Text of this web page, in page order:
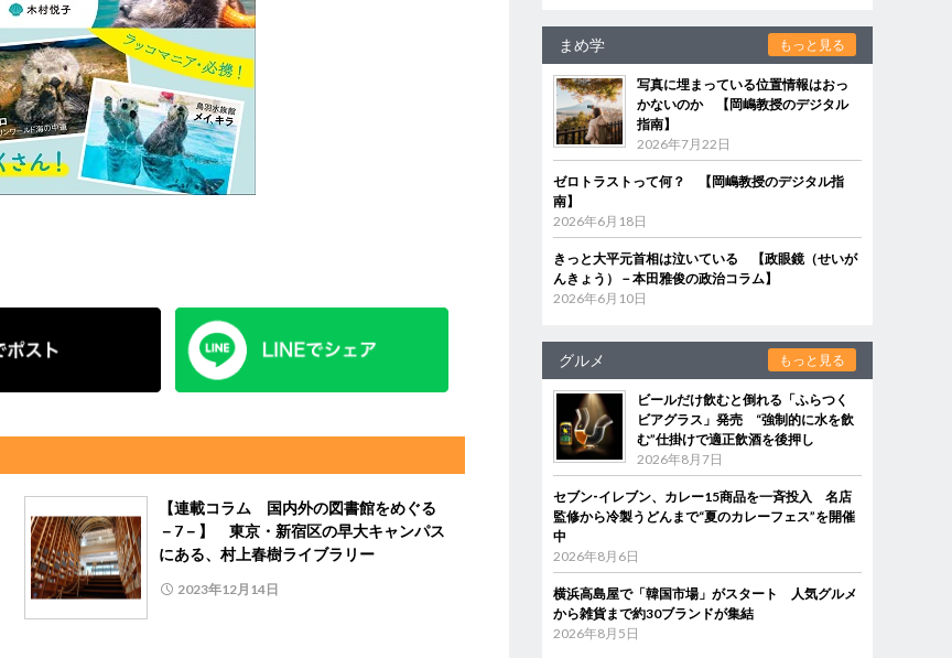
【連載コラム 国内外の図書館をめぐる
－7－】 東京・新宿区の早大キャンパス
にある、村上春樹ライブラリー
2023年12月14日
まめ学 もっと見る
写真に埋まっている位置情報はおっ
かないのか 【岡嶋教授のデジタル
指南】
2026年7月22日
ゼロトラストって何？ 【岡嶋教授のデジタル指
南】
2026年6月18日
きっと大平元首相は泣いている 【政眼鏡（せいが
んきょう）－本田雅俊の政治コラム】
2026年6月10日
グルメ もっと見る
ビールだけ飲むと倒れる「ふらつく
ビアグラス」発売 “強制的に水を飲
む”仕掛けで適正飲酒を後押し
2026年8月7日
セブン‐イレブン、カレー15商品を一斉投入 名店
監修から冷製うどんまで“夏のカレーフェス”を開催
中
2026年8月6日
横浜高島屋で「韓国市場」がスタート 人気グルメ
から雑貨まで約30ブランドが集結
2026年8月5日